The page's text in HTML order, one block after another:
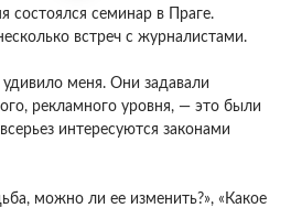
состоялся семинар в Праге.
встреч с журналистами.
меня. Они задавали
рекламного уровня, — это были
интересуются законами
можно ли ее изменить?», «Какое